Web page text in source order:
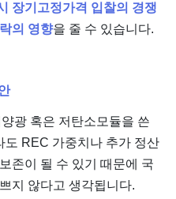
장기고정가격 입찰의 경쟁
의 영향을 줄 수 있습니다.
광 혹은 저탄소모듈을 쓴
도 REC 가중치나 추가 정산
존이 될 수 있기 때문에 국
지 않다고 생각됩니다.